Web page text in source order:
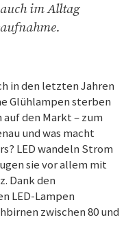
im Alltag
in den letzten Jahren
Glühlampen sterben
den Markt – zum
und was macht
LED wandeln Strom
sie vor allem mit
Dank den
LED-Lampen
zwischen 80 und